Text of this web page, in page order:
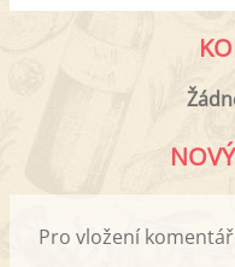
Pro vložení